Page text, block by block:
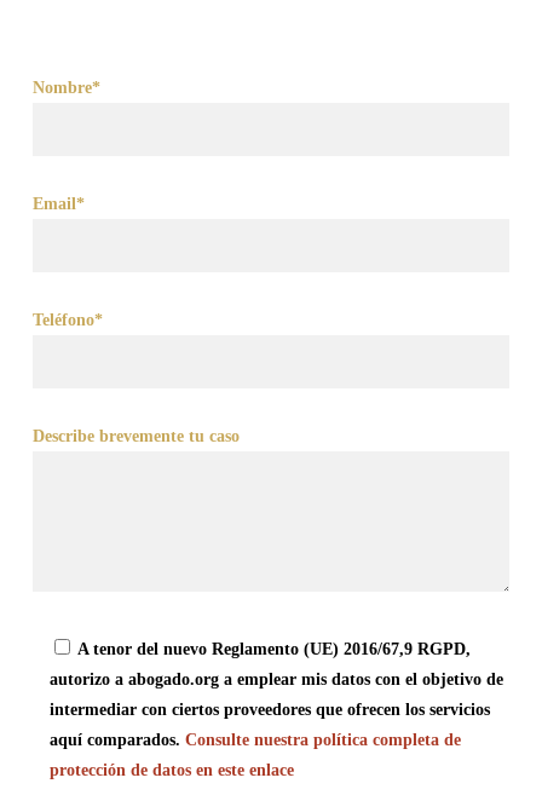
Nombre*
Email*
Teléfono*
Describe brevemente tu caso
A tenor del nuevo Reglamento (UE) 2016/67,9 RGPD,
autorizo a abogado.org a emplear mis datos con el objetivo de
intermediar con ciertos proveedores que ofrecen los servicios
aquí comparados. Consulte nuestra política completa de
protección de datos en este enlace